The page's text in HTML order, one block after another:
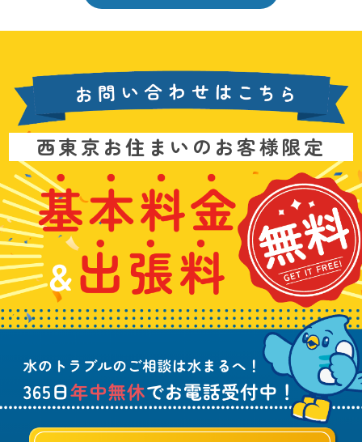
合
わ
せ
は
こ
ち
ら
西東京お住まいのお客様限定
本
料
金
&
出
張
料
無
料
漏
れ
や
詰
ま
り
、
水
の
ラ
ブ
6
日
年
中
無
休
で
お
話
受